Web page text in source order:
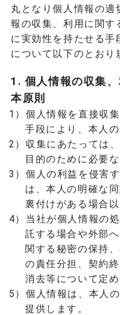
丸となり個人情報の適
報の収集、利用に関す
に実効性を持たせる手
について以下のとおり
1. 個人情報の収集
本原則
1）個人情報を直接収
手段により、本人
2）収集にあたっては
目的のために必要
3）個人の利益を侵害
は、本人の明確な
裏付けがある場合
4）当社が個人情報の
託する場合や外部
関する秘密の保持
の責任分担、契約
消去等について定
5）個人情報は、本人
提供します。